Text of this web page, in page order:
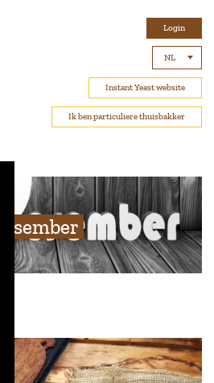
Login
NL
Instant Yeast website
Ik ben particuliere thuisbakker
Desember